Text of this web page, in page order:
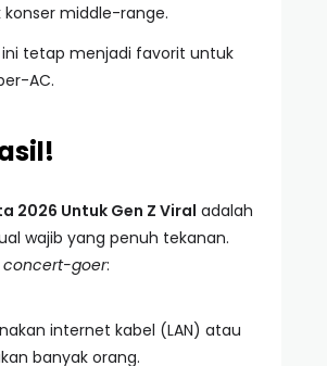
middle-range.
ini tetap menjadi favorit untuk
AC.
2026 Untuk Gen Z Viral adalah
wajib yang penuh tekanan.
concert-goer:
internet kabel (LAN) atau
banyak orang.